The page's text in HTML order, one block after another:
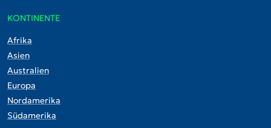
KONTINENTE
Afrika
Asien
Australien
Europa
Nordamerika
Südamerika